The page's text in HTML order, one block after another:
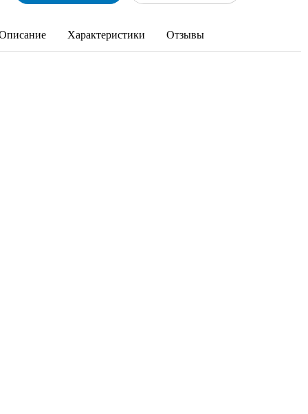
Характеристики Отзывы